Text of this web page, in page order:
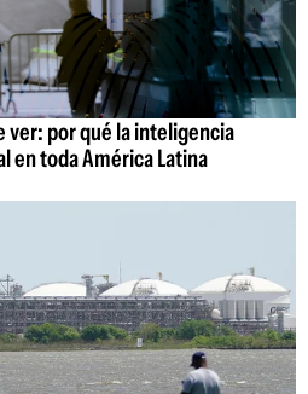
ver: por qué la inteligencia
en toda América Latina